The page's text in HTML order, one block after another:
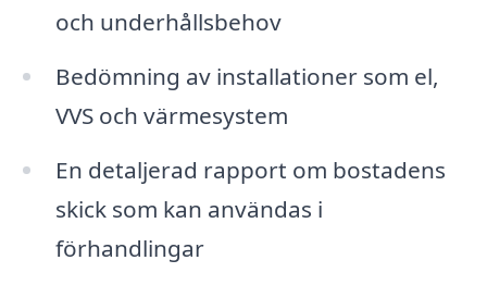
och underhållsbehov
Bedömning av installationer som el,
VVS och värmesystem
En detaljerad rapport om bostadens
skick som kan användas i
förhandlingar